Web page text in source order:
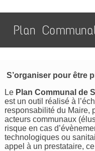
Plan
S’organiser pour être
Le Plan Communal de
est un outil réalisé à
responsabilité du Maire,
acteurs communaux
risque en cas
technologiques ou
appel à un prestataire,